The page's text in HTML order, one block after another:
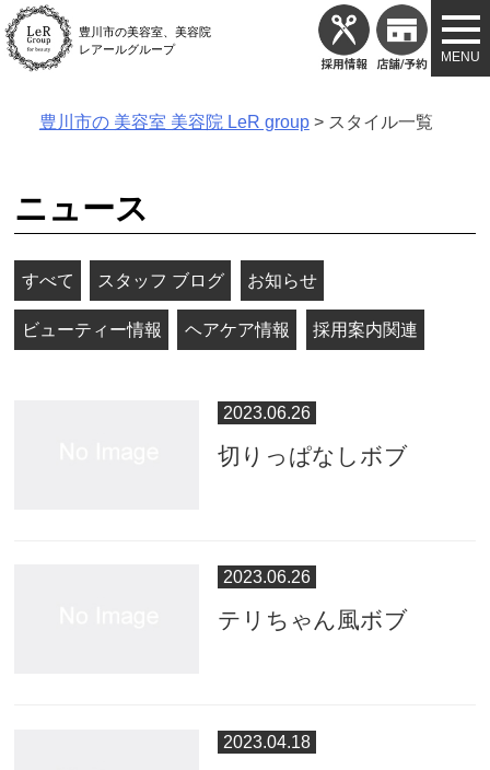
Skip
to
content
豊川市の美容室、美容院
レアールグループ
豊川市の 美容室 美容院 LeR group> スタイル一覧
ニュース
すべて スタッフ ブログ お知らせ
ビューティー情報 ヘアケア情報 採用案内関連
2023.06.26
切りっぱなしボブ
2023.06.26
テリちゃん風ボブ
2023.04.18